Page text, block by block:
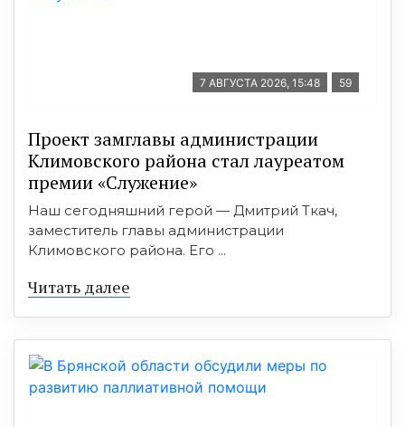
7 АВГУСТА 2026, 15:48 59
Проект замглавы администрации
Климовского района стал лауреатом
премии «Служение»
Наш сегодняшний герой — Дмитрий Ткач,
заместитель главы администрации
Климовского района. Его ...
Читать далее